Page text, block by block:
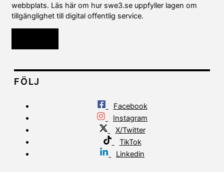
webbplats. Läs här om hur swe3.se uppfyller lagen om
tillgänglighet till digital offentlig service.
FÖLJ
Facebook
Instagram
X/Twitter
TikTok
Linkedin